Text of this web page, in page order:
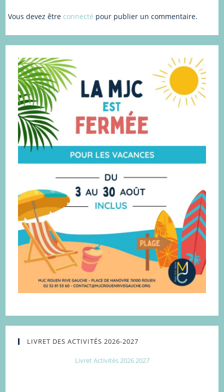
Vous devez être connecté pour publier un commentaire.
LIVRET DES ACTIVITÉS 2026-2027
Livret Activités 2026 2027